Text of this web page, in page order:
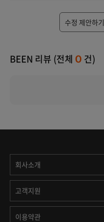
수정 제안하기
BEEN 리뷰 (전체 0 건)
회사소개
고객지원
이용약관